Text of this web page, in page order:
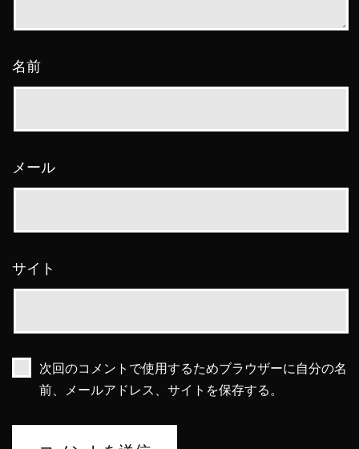
名前
メール
サイト
次回のコメントで使用するためブラウザーに自分の名
前、メールアドレス、サイトを保存する。